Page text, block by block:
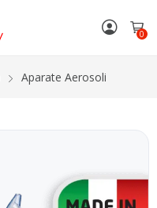
0
Aparate Aerosoli